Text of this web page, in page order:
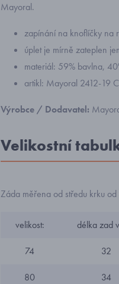
Mayoral.
zapínání na knoflíčky na
úplet je mírně zateplen
materiál: 59% bavlna,
artikl: Mayoral 2412-19
Výrobce / Dodavatel:
Velikostní
Záda měřena od středu krku
velikost: délka zad
74 32
80 34